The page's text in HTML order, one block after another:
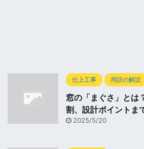
仕上工事 用語の解説
窓の「まぐさ」とは
割、設計ポイントま
2025/5/20